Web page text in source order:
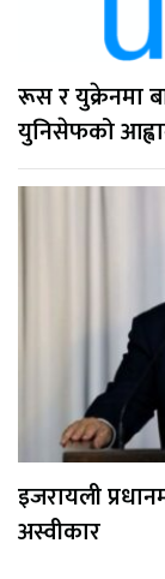
रूस र युक्रेनमा
युनिसेफको
इजरायली
अस्वीकार